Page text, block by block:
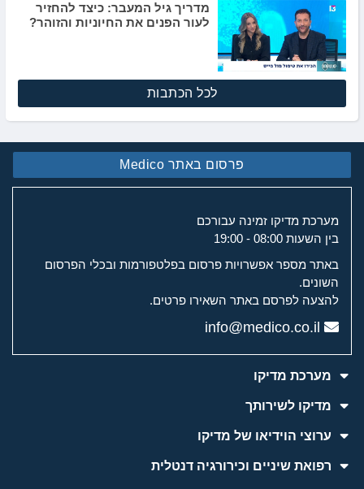
מדריך גיל המעבר: כיצד להחזיר
לעור הפנים את החיוניות והזוהר?
לכל הכתבות
פרסום באתר Medico
מערכת מדיקו זמינה עבורכם
בין השעות 08:00 - 19:00
באתר מספר אפשרויות פרסום בפלטפורמות ובכלי הפרסום
השונים.
להצעה לפרסם באתר השאירו פרטים.
info@medico.co.il
מערכת מדיקו
מדיקו לשירותך
ערוצי הוידיאו של מדיקו
רפואת שיניים וכירורגיה דנטלית